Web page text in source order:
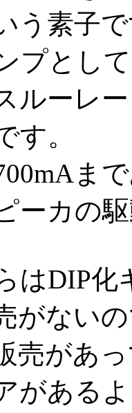
う素子
プとし
ルーレ
す。
ま
ーカの
はDIP
がない
売があ
がある